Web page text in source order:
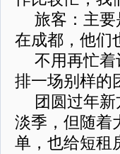
旅客：主
在成都，他们
不用再忙
排一场别样的
团圆过年
淡季，但随着
单，也给短租